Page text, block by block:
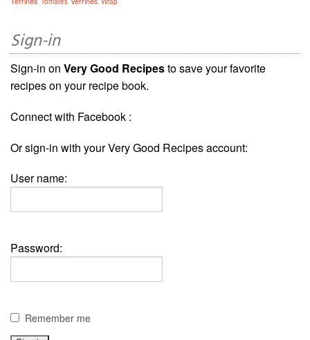
Sign-in
Sign-in on Very Good Recipesto save your favorite
recipes on your recipe book.
Connect with Facebook :
Or sign-in with your Very Good Recipes account:
User name:
Password:
Remember me